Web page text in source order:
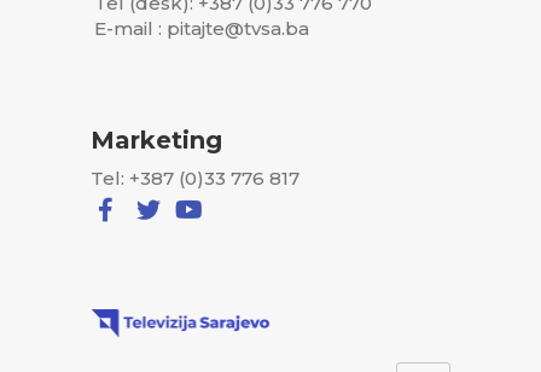
E-mail : pitajte@tvsa.ba
Marketing
Tel: +387 (0)33 776 817